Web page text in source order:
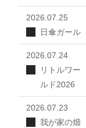
2026.07.25
日傘ガール
2026.07.24
リトルワー
ルド2026
2026.07.23
我が家の畑